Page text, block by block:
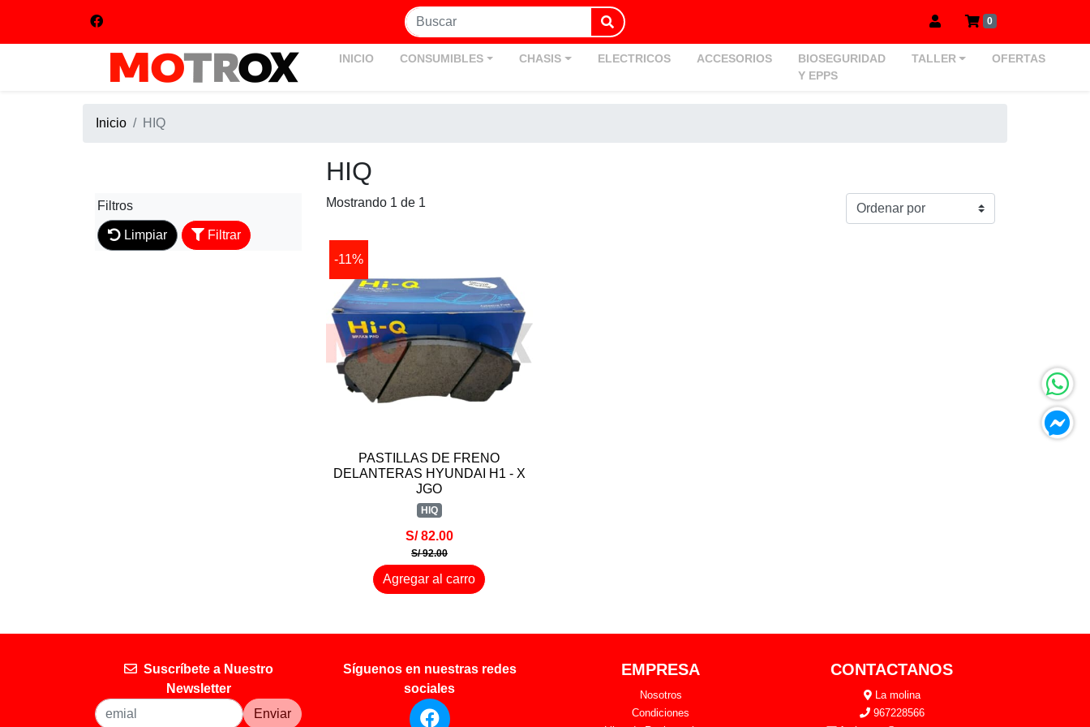
0
INICIO CONSUMIBLES CHASIS ELECTRICOS ACCESORIOS
BIOSEGURIDAD
Y EPPS
TALLER OFERTAS
Inicio HIQ
HIQ
Filtros
Limpiar Filtrar
Mostrando 1 de 1
-11%
PASTILLAS DE FRENO
DELANTERAS HYUNDAI H1 - X
JGO
HIQ
S/ 82.00
S/ 92.00
Agregar al carro
Suscríbete a Nuestro
Newsletter
Enviar
Síguenos en nuestras redes
sociales
EMPRESA
Nosotros
Condiciones
CONTACTANOS
La molina
967228566